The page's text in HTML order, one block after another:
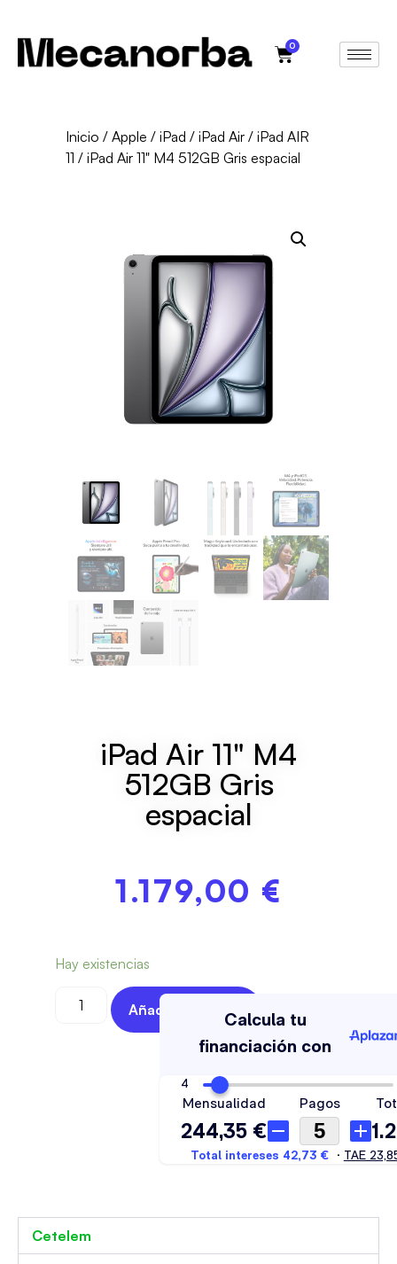
0
Inicio /Apple /iPad /iPad Air /iPad AIR
11 / iPad Air 11" M4 512GB Gris espacial
iPad Air 11" M4
512GB Gris
espacial
1.179,00 €
Hay existencias
Añadir Al Carrito
Cetelem